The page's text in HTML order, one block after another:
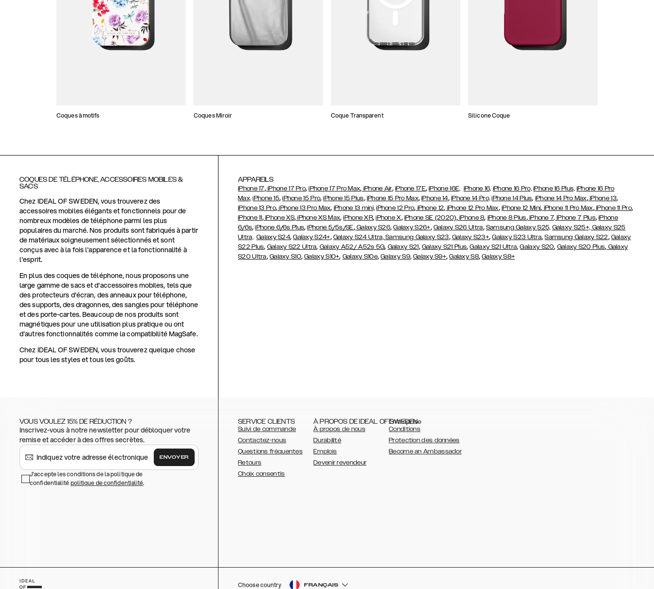
Coques à motifs Coques Miroir Coque Transparent Silicone Coque
COQUES DE TÉLÉPHONE, ACCESSOIRES MOBILES &
SACS
Chez IDEAL OF SWEDEN, vous trouverez des
accessoires mobiles élégants et fonctionnels pour de
nombreux modèles de téléphone parmi les plus
populaires du marché. Nos produits sont fabriqués à partir
de matériaux soigneusement sélectionnés et sont
conçus avec à la fois l'apparence et la fonctionnalité à
l'esprit.
En plus des coques de téléphone, nous proposons une
large gamme de sacs et d'accessoires mobiles, tels que
des protecteurs d'écran, des anneaux pour téléphone,
des supports, des dragonnes, des sangles pour téléphone
et des porte-cartes. Beaucoup de nos produits sont
magnétiques pour une utilisation plus pratique ou ont
d'autres fonctionnalités comme la compatibilité MagSafe.
Chez IDEAL OF SWEDEN, vous trouverez quelque chose
pour tous les styles et tous les goûts.
APPAREILS
iPhone 17,iPhone 17 Pro,iPhone 17 Pro Max, iPhone Air, iPhone 17E,iPhone 16E, iPhone 16, iPhone 16 Pro, iPhone 16 Plus, iPhone 16 Pro
Max, iPhone 15,iPhone 15 Pro,iPhone 15 Plus, iPhone 15 Pro Max,iPhone 14, iPhone 14 Pro, iPhone 14 Plus, iPhone 14 Pro Max,iPhone 13,
iPhone 13 Pro, iPhone 13 Pro Max, iPhone 13 mini, iPhone 12 Pro, iPhone 12, iPhone 12 Pro Max, iPhone 12 Mini, iPhone 11 Pro Max,iPhone 11 Pro,
iPhone 11,iPhone XS,iPhone XS Max,iPhone XR,iPhone X, iPhone SE (2020),iPhone 8, iPhone 8 Plus,iPhone 7, iPhone 7 Plus,iPhone
6/6s,iPhone 6/6s Plus,iPhone 5/5s/SE,Galaxy S26,Galaxy S26+, Galaxy S26 Ultra, Samsung Galaxy S25, Galaxy S25+, Galaxy S25
Ultra, Galaxy S24,Galaxy S24+, Galaxy S24 Ultra,Samsung Galaxy S23, Galaxy S23+,Galaxy S23 Ultra,Samsung Galaxy S22, Galaxy
S22 Plus, Galaxy S22 Ultra, Galaxy A52/ A52s 5G, Galaxy S21, Galaxy S21 Plus,Galaxy S21 Ultra,Galaxy S20, Galaxy S20 Plus, Galaxy
S20 Ultra, Galaxy S10,Galaxy S10+, Galaxy S10e,Galaxy S9,Galaxy S9+,Galaxy S8,Galaxy S8+
VOUS VOULEZ 15% DE RÉDUCTION ?
Inscrivez-vous à notre newsletter pour débloquer votre
remise et accéder à des offres secrètes.
ENVOYER
J'accepte les conditions de la politique de
confidentialitépolitique de confidentialité.
SERVICE CLIENTS
Suivi de commande
Contactez-nous
Questions fréquentes
Retours
Choix consentis
À PROPOS DE IDEAL OF SWEDEN
À propos de nous
Durabilité
Emplois
Devenir revendeur
Entreprise
Conditions
Protection des données
Become an Ambassador
Choose country FRANÇAIS
ESPAÑOL